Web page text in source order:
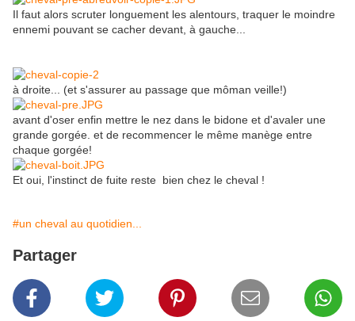
Il faut alors scruter longuement les alentours, traquer le moindre
ennemi pouvant se cacher devant, à gauche...
à droite... (et s'assurer au passage que môman veille!)
avant d'oser enfin mettre le nez dans le bidone et d'avaler une
grande gorgée. et de recommencer le même manège entre
chaque gorgée!
Et oui, l'instinct de fuite reste bien chez le cheval !
#un cheval au quotidien...
Partager